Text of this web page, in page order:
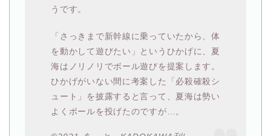
うです。
「さっきまで新幹線に乗っていたから、体
を動かして遊びたい」というひかげに、夏
海はノリノリでボール遊びを提案します。
ひかげがいない間に考案した「必殺確殺シ
ュート」を披露すると言って、夏海は勢い
よくボールを投げたのですが…。